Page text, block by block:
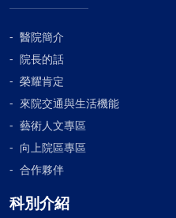
醫院簡介
院長的話
榮耀肯定
來院交通與生活機能
藝術人文專區
向上院區專區
合作夥伴
科別介紹